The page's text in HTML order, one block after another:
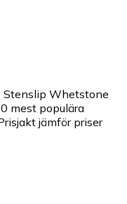
Stenslip Whetstone
mest populära
jämför priser